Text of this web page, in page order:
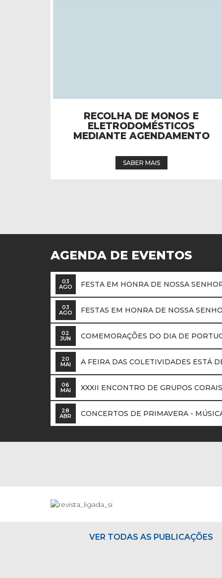
FESTAS EM HONRA DE NOSSA
SENHORA DA NATIVIDADE –
PROGRAMA 2026
SABER MAIS
AGENDA DE EVENTOS
03
AGO FESTA EM HONRA DE NOSSA
03
AGO FESTAS EM HONRA DE NOSSA
02
JUN COMEMORAÇÕES DO DIA DE
20
MAI A FEIRA DAS COLETIVIDADES ESTÁ
06
MAI XXXII ENCONTRO DE GRUPOS
28
ABR CONCERTOS DE PRIMAVERA -
VER TODAS AS PUBLICAÇÕES